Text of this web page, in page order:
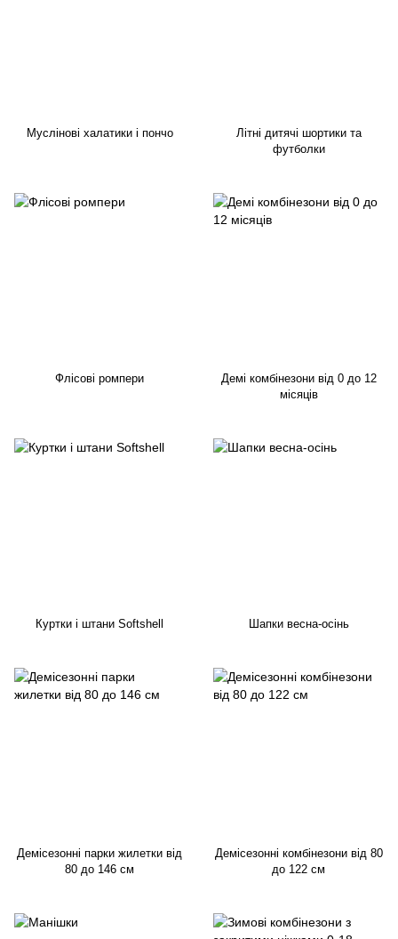
Муслінові халатики і пончо
Літні дитячі шортики та
футболки
Флісові ромпери
Демі комбінезони від 0 до 12
місяців
Куртки і штани Softshell Шапки весна-осінь
Демісезонні парки жилетки від
80 до 146 см
Демісезонні комбінезони від 80
до 122 см